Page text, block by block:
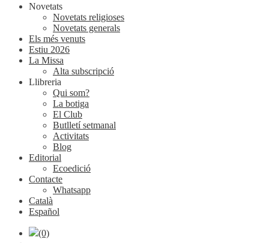
Novetats
Novetats religioses
Novetats generals
Els més venuts
Estiu 2026
La Missa
Alta subscripció
Llibreria
Qui som?
La botiga
El Club
Butlletí setmanal
Activitats
Blog
Editorial
Ecoedició
Contacte
Whatsapp
Català
Español
(0)